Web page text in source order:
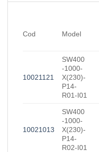
Cod Model
10021121
SW400
-1000-
X(230)-
P14-
R01-I01
10021013
SW400
-1000-
X(230)-
P14-
R02-I01